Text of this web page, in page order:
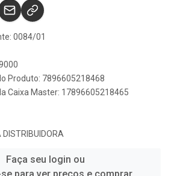
0084/01
Produto: 7896605218468
Caixa Master: 17896605218465
Faça seu login ou